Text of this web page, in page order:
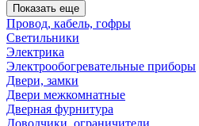
Показать еще
Провод, кабель, гофры
Светильники
Электрика
Электрообогревательные приборы
Двери, замки
Двери межкомнатные
Дверная фурнитура
Доводчики, ограничители